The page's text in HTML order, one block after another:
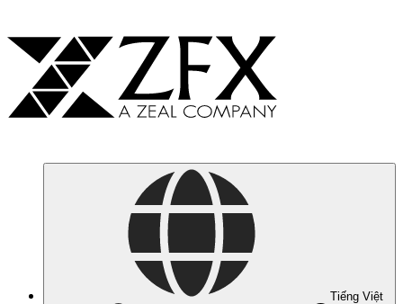
Tiếng Việt